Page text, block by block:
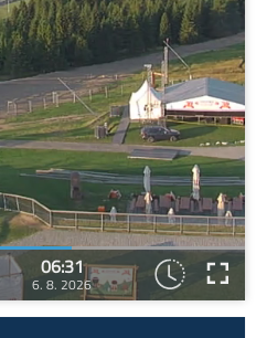
06:31
6. 8. 2026